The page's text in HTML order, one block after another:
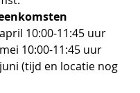
10:00-11:45 uur
10:00-11:45 uur